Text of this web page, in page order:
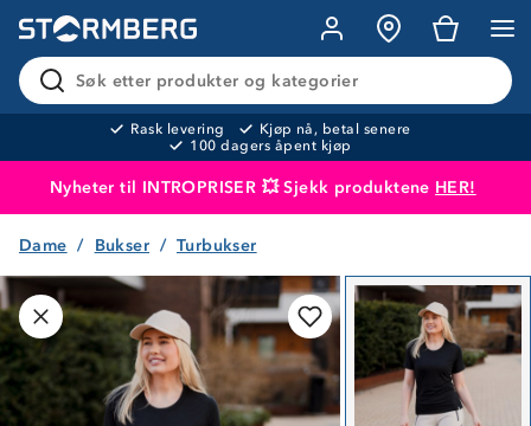
Søk etter produkter og kategorier
Rask levering
Kjøp nå, betal senere
100 dagers åpent kjøp
Nyheter til INTROPRISER 💥 Sjekk produktene HER!
Produktet er lagt i handlekurven
Dame Bukser Turbukser